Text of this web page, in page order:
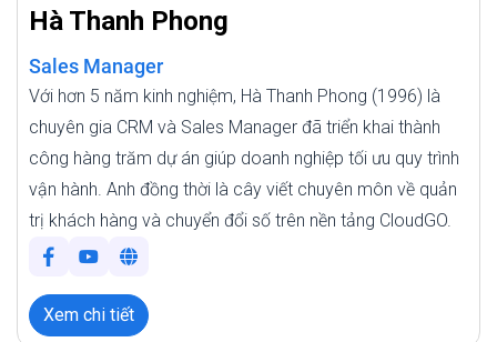
Hà Thanh Phong
Sales Manager
Với hơn 5 năm kinh nghiệm, Hà Thanh Phong (1996) là
chuyên gia CRM và Sales Manager đã triển khai thành
công hàng trăm dự án giúp doanh nghiệp tối ưu quy trình
vận hành. Anh đồng thời là cây viết chuyên môn về quản
trị khách hàng và chuyển đổi số trên nền tảng CloudGO.
Xem chi tiết